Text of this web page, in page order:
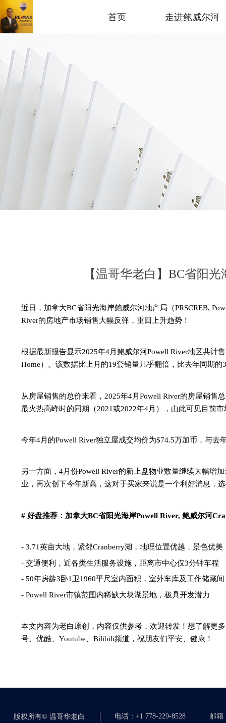
首页 走进鲍威尔河
【温哥华老白】BC省阳
近日，加拿大BC省阳光海岸鲍威尔河地产局（PRSCREB,
River的房地产市场销售大幅反弹，重回上升趋势！
根据最新报告显示2025年4月鲍威尔河Powell River地区共计
Home）。该数据比上月 的19套销量几乎翻倍，比去年同期的
从房屋销售的总价来看， 2025年4月Powell River的房屋销售
最火热高峰时的同期（2021或2022年4月），由此可见目前
今年4月的Powell River独立屋成交均价为$74.5万加币，与去
另一方面， 4月份Powell River的新上盘物业数量继续大幅增
业，再次创下今年新高， 这对于买家来说是一个利好消息，
# 好盘推荐：加拿大BC省阳光海岸Powell River, 鲍威尔河
- 3.71英亩大地，紧邻Cranberry湖，地理位置优越，景色优美
- 交通便利， 近各类生活服务设施，距离市中心仅3分钟车程
- 50年房龄3卧1卫1960平尺室内面积，室外车库及工作储藏间
- Powell River市镇范围内稀缺大块湖景地 ，极具开发潜力
本文内容为老白原创，内容仅供参考，欢迎转发！想了解更
号、优酷、Youtube、 Bilibili频道，祝朋友们平安、健康！
邮箱
电话：+1 778-229-8528
版权所有© 温哥华老白